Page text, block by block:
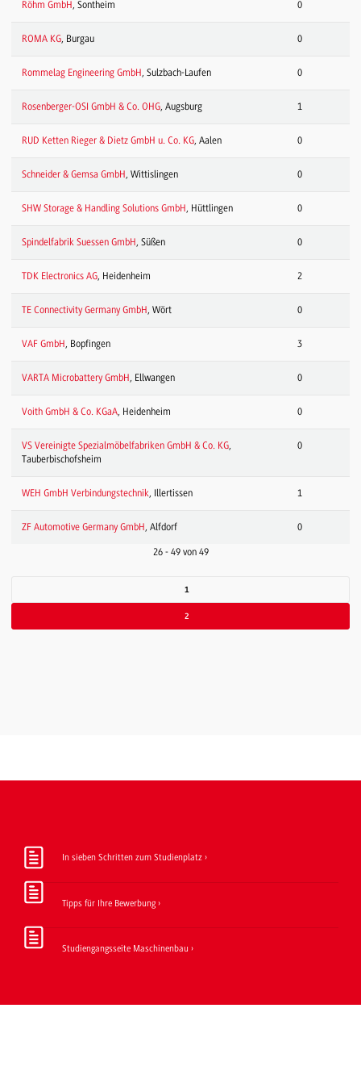
Röhm GmbH, Sontheim 0
ROMA KG, Burgau 0
Rommelag Engineering GmbH, Sulzbach-Laufen 0
Rosenberger-OSI GmbH & Co. OHG, Augsburg 1
RUD Ketten Rieger & Dietz GmbH u. Co. KG, Aalen 0
Schneider & Gemsa GmbH, Wittislingen 0
SHW Storage & Handling Solutions GmbH, Hüttlingen 0
Spindelfabrik Suessen GmbH, Süßen 0
TDK Electronics AG, Heidenheim 2
TE Connectivity Germany GmbH, Wört 0
VAF GmbH, Bopfingen 3
VARTA Microbattery GmbH, Ellwangen 0
Voith GmbH & Co. KGaA, Heidenheim 0
VS Vereinigte Spezialmöbelfabriken GmbH & Co. KG,
Tauberbischofsheim
0
WEH GmbH Verbindungstechnik, Illertissen 1
ZF Automotive Germany GmbH, Alfdorf 0
26 - 49 von 49
1
2
In sieben Schritten zum Studienplatz
Tipps für Ihre Bewerbung
Studiengangsseite Maschinenbau